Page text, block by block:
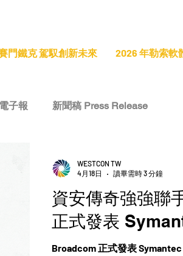
門鐵克 駕馭創新未來 2026 年勒索軟
子報 新聞稿 Press Release
資安傳奇強強聯
正式發表
Broadcom 正式發表 Symantec
WESTCON TW
4月18日
讀畢需時 3 分鐘